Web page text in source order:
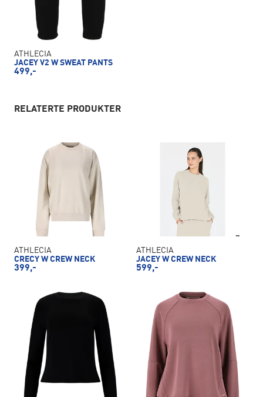
ATHLECIA
JACEY V2 W SWEAT PANTS
499,-
RELATERTE PRODUKTER
ATHLECIA
CRECY W CREW NECK
399,-
ATHLECIA
JACEY W CREW NECK
599,-